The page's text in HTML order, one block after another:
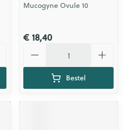
Mucogyne Ovule 10
€ 18,40
Bestel